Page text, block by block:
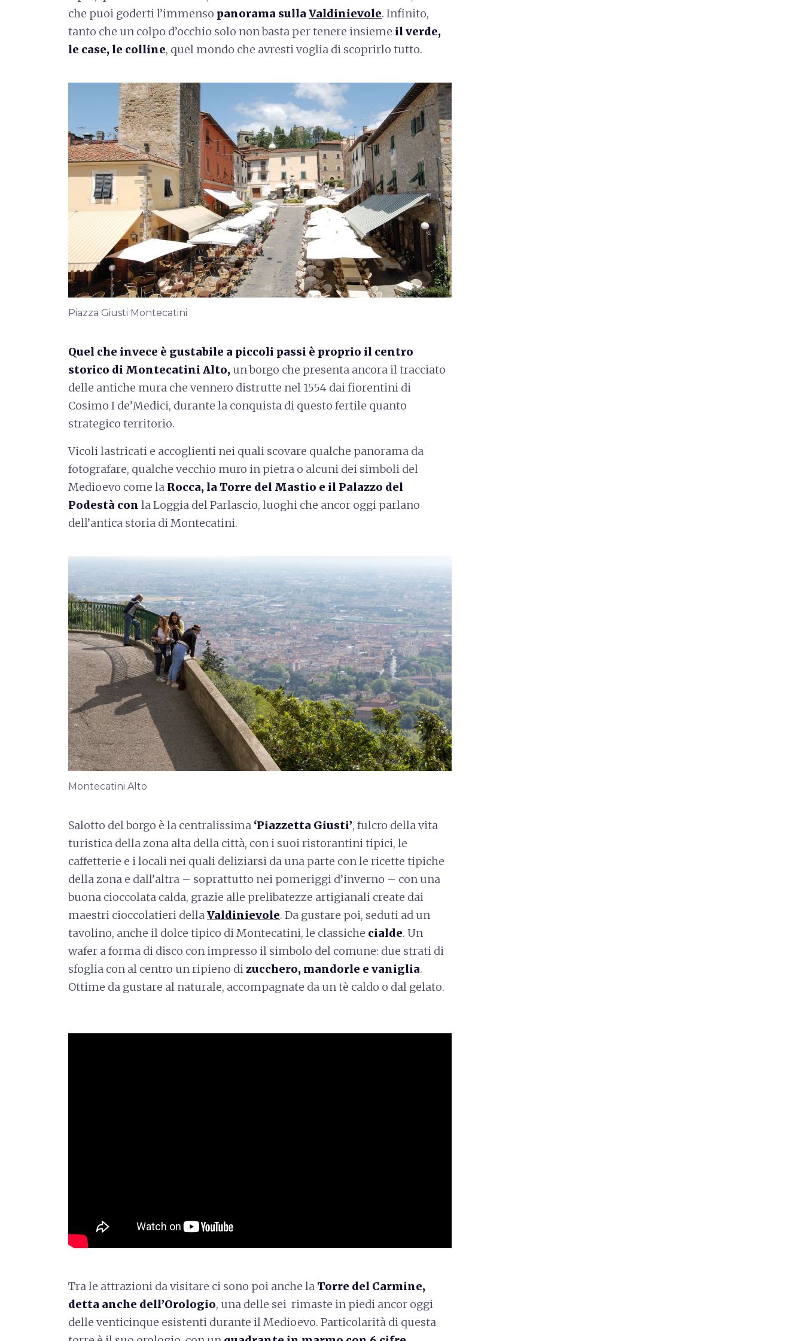
che puoi goderti l’immenso panorama sulla Valdinievole. Infinito,
tanto che un colpo d’occhio solo non basta per tenere insieme il verde,
le case, le colline, quel mondo che avresti voglia di scoprirlo tutto.
Piazza Giusti Montecatini
Quel che invece è gustabile a piccoli passi è proprio il centro
storico di Montecatini Alto, un borgo che presenta ancora il tracciato
delle antiche mura che vennero distrutte nel 1554 dai fiorentini di
Cosimo I de’Medici, durante la conquista di questo fertile quanto
strategico territorio.
Vicoli lastricati e accoglienti nei quali scovare qualche panorama da
fotografare, qualche vecchio muro in pietra o alcuni dei simboli del
Medioevo come la Rocca, la Torre del Mastio e il Palazzo del
Podestà con la Loggia del Parlascio, luoghi che ancor oggi parlano
dell’antica storia di Montecatini.
Montecatini Alto
Salotto del borgo è la centralissima ‘Piazzetta Giusti’, fulcro della vita
turistica della zona alta della città, con i suoi ristorantini tipici, le
caffetterie e i locali nei quali deliziarsi da una parte con le ricette tipiche
della zona e dall’altra – soprattutto nei pomeriggi d’inverno – con una
buona cioccolata calda, grazie alle prelibatezze artigianali create dai
maestri cioccolatieri dellaValdinievole. Da gustare poi, seduti ad un
tavolino, anche il dolce tipico di Montecatini, le classiche cialde. Un
wafer a forma di disco con impresso il simbolo del comune: due strati di
sfoglia con al centro un ripieno dizucchero, mandorle e vaniglia.
Ottime da gustare al naturale, accompagnate da un tè caldo o dal gelato.
Tra le attrazioni da visitare ci sono poi anche la Torre del Carmine,
detta anche dell’Orologio, una delle sei rimaste in piedi ancor oggi
delle venticinque esistenti durante il Medioevo. Particolarità di questa